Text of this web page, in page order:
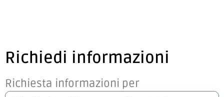
Richiedi informazioni
Richiesta informazioni per